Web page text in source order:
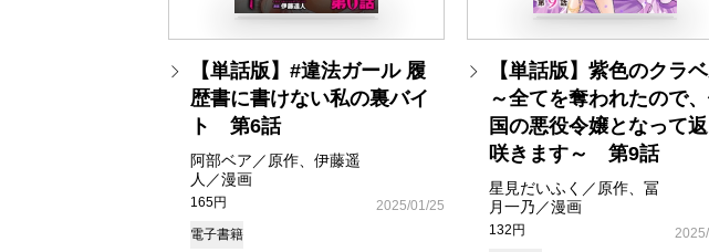
【単話版】#違法ガール 履
歴書に書けない私の裏バイ
ト 第6話
阿部ベア／原作、伊藤遥
人／漫画
165円
2025/01/25
電子書籍
【単話版】紫色のクラ
～全てを奪われたので
国の悪役令嬢となって返
咲きます～ 第9話
星見だいふく／原作、冨
月一乃／漫画
132円